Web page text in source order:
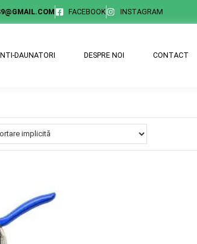
FACEBOOK INSTAGRAM
DAUNATORI DESPRE NOI CONTACT